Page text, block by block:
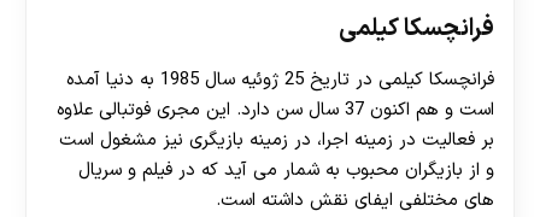
فرانچسکا کیلمی
فرانچسکا کیلمی در تاریخ 25 ژوئیه سال 1985 به دنیا آمده
است و هم اکنون 37 سال سن دارد. این مجری فوتبالی علاوه
بر فعالیت در زمینه اجرا، در زمینه بازیگری نیز مشغول است
و از بازیگران محبوب به شمار می آید که در فیلم و سریال
های مختلفی ایفای نقش داشته است.